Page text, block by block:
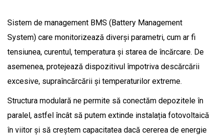
Sistem de management BMS (Battery Management
System) care monitorizează diverși parametri, cum ar fi
tensiunea, curentul, temperatura și starea de încărcare. De
asemenea, protejează dispozitivul împotriva descărcării
excesive, supraîncărcării și temperaturilor extreme.
Structura modulară ne permite să conectăm depozitele în
paralel, astfel încât să putem extinde instalația fotovoltaică
în viitor și să creștem capacitatea dacă cererea de energie